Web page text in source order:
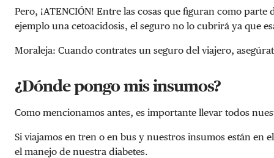
Pero, ¡ATENCIÓN! Entre las cosas que figuran como
ejemplo una cetoacidosis, el seguro no lo cubrirá ya que
Moraleja: Cuando contrates un seguro del viajero,
¿Dónde pongo mis insumos?
Como mencionamos antes, es importante llevar todos
Si viajamos en tren o en bus y nuestros insumos están
el manejo de nuestra diabetes.